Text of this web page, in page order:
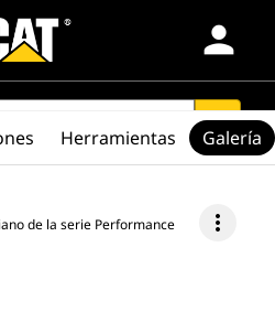
person
search
de la serie Performance more_vert
Herramientas Galería